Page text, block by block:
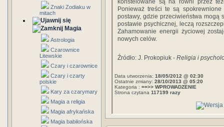
Znaki Zodiaku w
mitach
Magia
Astrologia
Czarownice
Litewskie
Czary i czarownice
Czary i czarty
polskie
Kary za czarymary
Magia a religia
Magia afrykańska
Magia babilońska
konstelowane są na równi przez
Ponieważ treści te są
postawy, gdzie przeciwieństwa mogą
postawie psychicznej, leczą
Zahamowanie energii życiowej
nowych celów.
Źródło: J. Prokopiuk - Religia i
Data utworzenia: 18/05/2012 @ 02:30
Ostatnie zmiany: 28/10/2013 @ 05:20
Kategoria : ==>> WPROWADZENIE
Strona czytana 117199 razy